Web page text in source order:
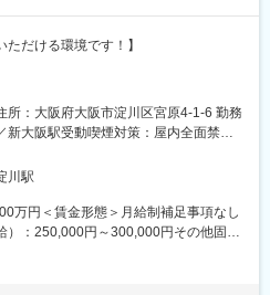
ティングリーダー1名（50代） アカ
ビジネスに精通したメンバーで構成さ
連携による成果を出す達成感
ただける環境です！】
社製品（採血管準備装置等の医療機
期点検・整備・保守対応、導入時の
ます。
へ製品説明、納品
装置の修理
医療機関訪問、メンテナンス
所：大阪府大阪市淀川区宮原4-1-6 勤務
新大阪駅受動喫煙対策：屋内全面禁煙
事業所
川駅
万円＜賃金形態＞月給制補足事項なし
）：250,000円～300,000円その他固定